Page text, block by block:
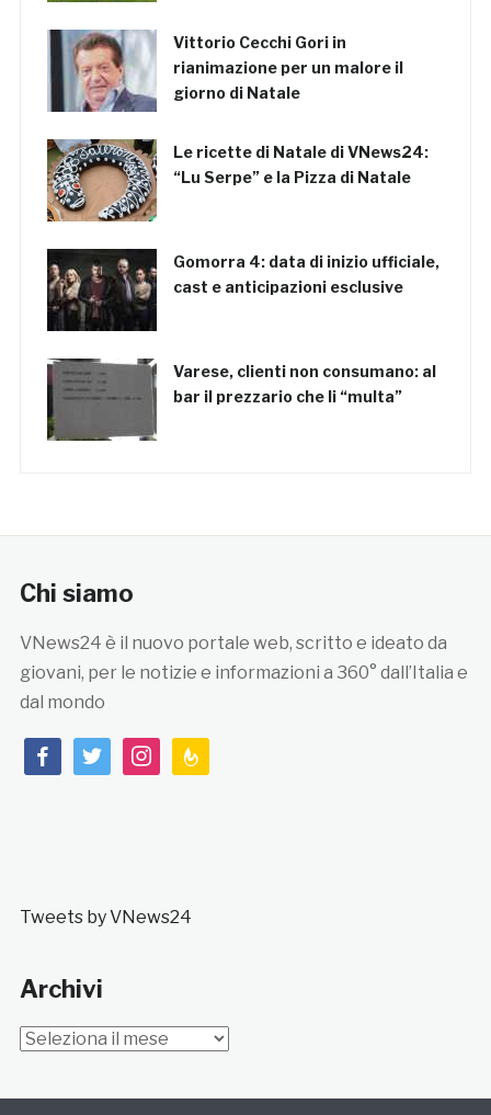
Vittorio Cecchi Gori in
rianimazione per un malore il
giorno di Natale
Le ricette di Natale di VNews24:
“Lu Serpe” e la Pizza di Natale
Gomorra 4: data di inizio ufficiale,
cast e anticipazioni esclusive
Varese, clienti non consumano: al
bar il prezzario che li “multa”
Chi siamo
VNews24 è il nuovo portale web, scritto e ideato da
giovani, per le notizie e informazioni a 360° dall’Italia e
dal mondo
facebooktwitterinstagramfeedburner
Tweets by VNews24
Archivi
Archivi